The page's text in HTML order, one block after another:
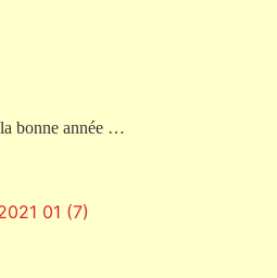
la bonne année …